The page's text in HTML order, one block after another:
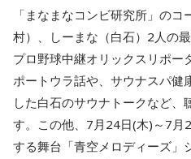
「まなまなコンビ研究所」の
村）、しーまな（白石）2人の
プロ野球中継オリックスリポー
ポートウラ話や、サウナスパ健
した白石のサウナトークなど、
す。この他、7月24日(木)～7
する舞台「青空メロディーズ」